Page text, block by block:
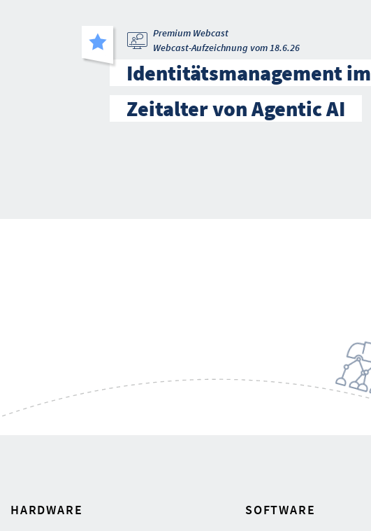
Premium Webcast
Webcast-Aufzeichnung vom 18.6.26
Identitätsmanagement im
Zeitalter von Agentic AI
HARDWARE SOFTWARE